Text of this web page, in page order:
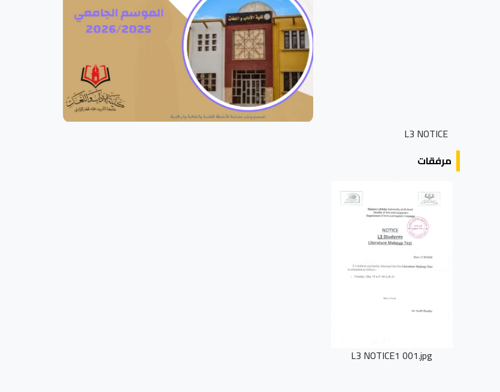
L3 NOTICE
مرفقات
L3 NOTICE1 001.jpg